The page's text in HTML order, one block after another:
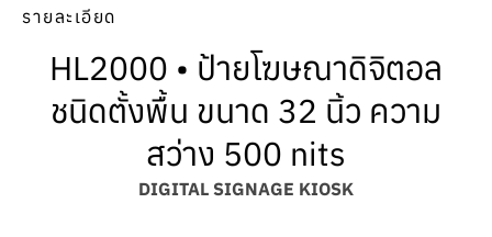
รายละเอียด
HL2000 • ป้ายโฆษณาดิจิตอล
ชนิดตั้งพื้น ขนาด 32 นิ้ว ความ
สว่าง 500 nits
DIGITAL SIGNAGE KIOSK